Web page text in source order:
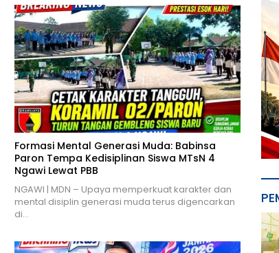
Formasi Mental Generasi Muda: Babinsa
Paron Tempa Kedisiplinan Siswa MTsN 4
Ngawi Lewat PBB
NGAWI | MDN – Upaya memperkuat karakter dan
mental disiplin generasi muda terus digencarkan
di…